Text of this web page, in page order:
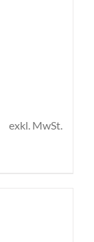
exkl. MwSt.